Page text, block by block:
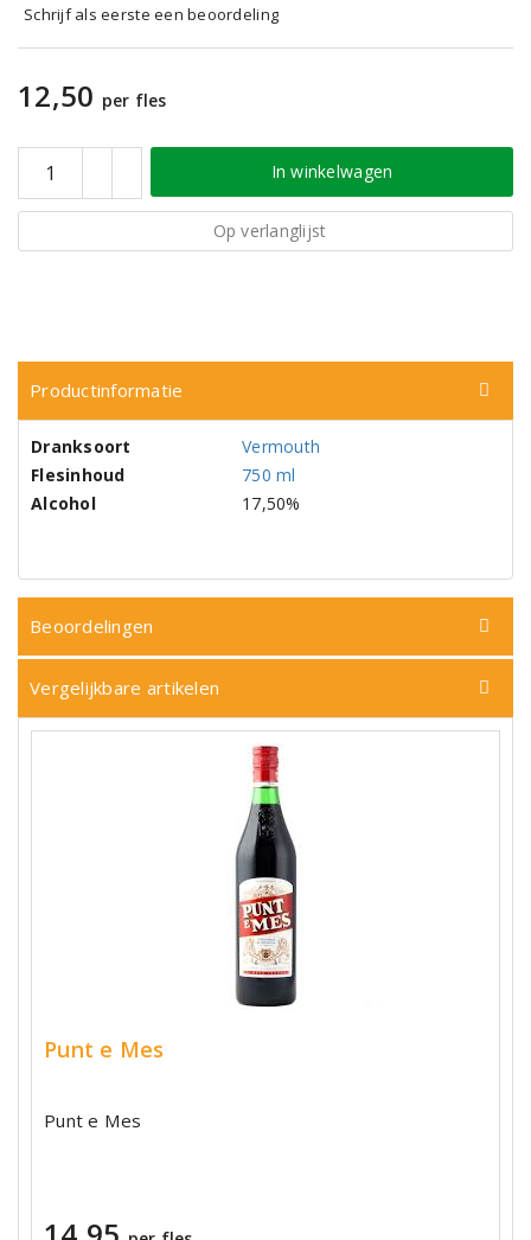
Schrijf als eerste een beoordeling
12,50 per fles
In winkelwagen
Op verlanglijst
Productinformatie
Dranksoort
Vermouth
Flesinhoud
750 ml
Alcohol
17,50%
Beoordelingen
Vergelijkbare artikelen
Punt e Mes
Punt e Mes